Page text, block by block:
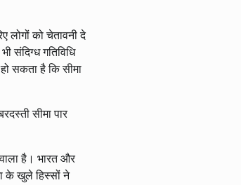
लोगों को चेतावनी दे
संदिग्ध गतिविधि
सकता है कि सीमा
सीमा पार
है। भारत और
के खुले हिस्सों ने